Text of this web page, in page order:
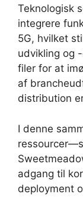
Teknologisk
integrere
5G, hvilket
udvikling og
filer for at
af
distribution
I denne
adgang til
deployment